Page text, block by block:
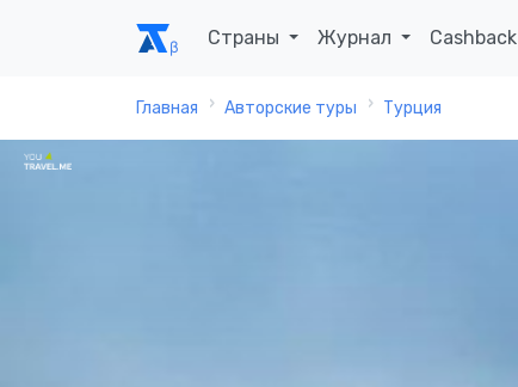
Страны Журнал Cashback
Главная Авторские туры Турция